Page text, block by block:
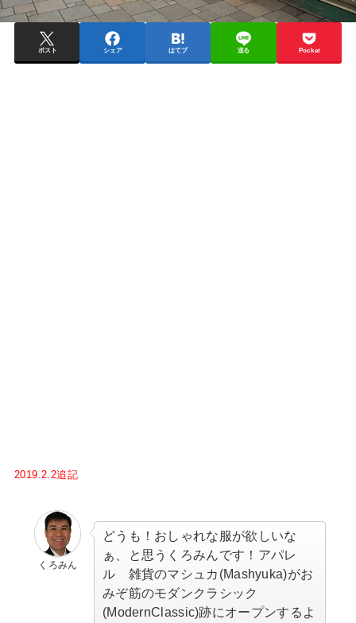
ポスト シェア はてブ 送る Pocket
2019.2.2追記
くろみん
どうも！おしゃれな服が欲しいな
ぁ、と思うくろみんです！アパレ
ル 雑貨のマシュカ(Mashyuka)がお
みぞ筋のモダンクラシック
(ModernClassic)跡にオープンするよ